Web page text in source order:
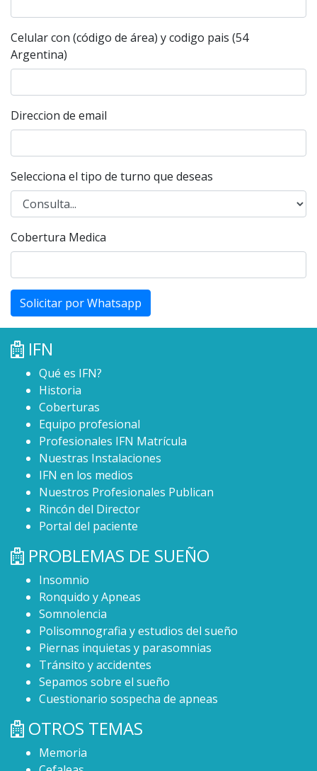
Celular con (código de área) y codigo pais (54
Argentina)
Direccion de email
Selecciona el tipo de turno que deseas
Cobertura Medica
Solicitar por Whatsapp
IFN
Qué es IFN?
Historia
Coberturas
Equipo profesional
Profesionales IFN Matrícula
Nuestras Instalaciones
IFN en los medios
Nuestros Profesionales Publican
Rincón del Director
Portal del paciente
PROBLEMAS DE SUEÑO
Insomnio
Ronquido y Apneas
Somnolencia
Polisomnografia y estudios del sueño
Piernas inquietas y parasomnias
Tránsito y accidentes
Sepamos sobre el sueño
Cuestionario sospecha de apneas
OTROS TEMAS
Memoria